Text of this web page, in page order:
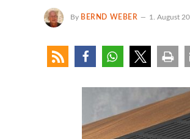
By BERND WEBER 1. August